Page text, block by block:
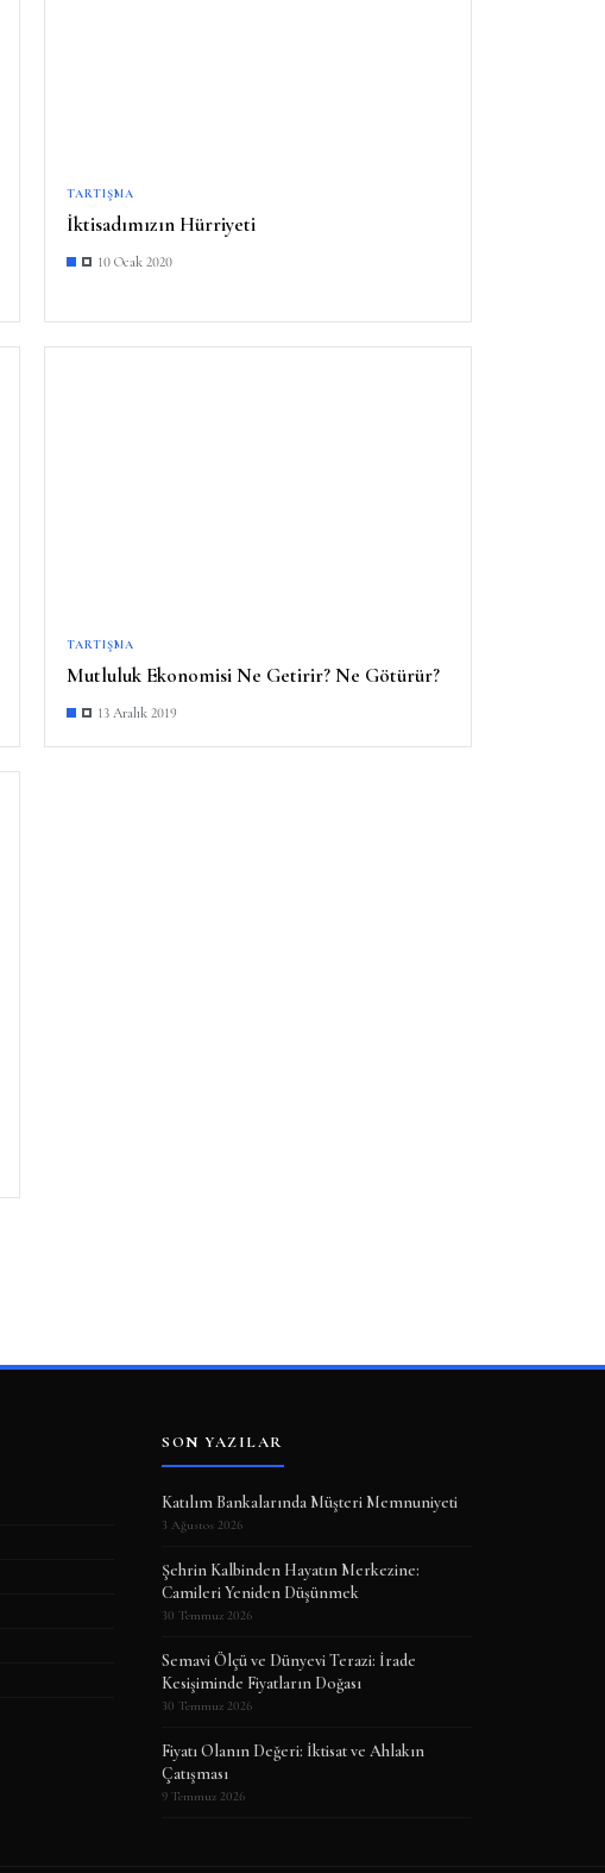
TARTIŞMA
İktisadımızın Hürriyeti
10 Ocak 2020
TARTIŞMA
Mutluluk Ekonomisi Ne Getirir? Ne Götürür?
13 Aralık 2019
SON YAZILAR
Katılım Bankalarında Müşteri Memnuniyeti
3 Ağustos 2026
Şehrin Kalbinden Hayatın Merkezine:
Camileri Yeniden Düşünmek
30 Temmuz 2026
Semavi Ölçü ve Dünyevi Terazi: İrade
Kesişiminde Fiyatların Doğası
30 Temmuz 2026
Fiyatı Olanın Değeri: İktisat ve Ahlakın
Çatışması
9 Temmuz 2026